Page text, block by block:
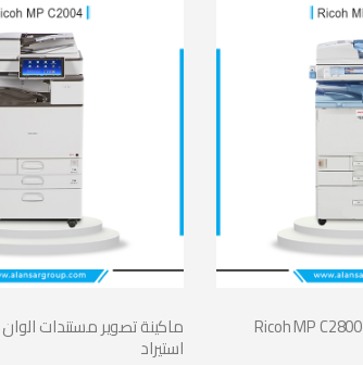
استيراد
Ricoh MP C2800 ماكينة تصوير مستندات